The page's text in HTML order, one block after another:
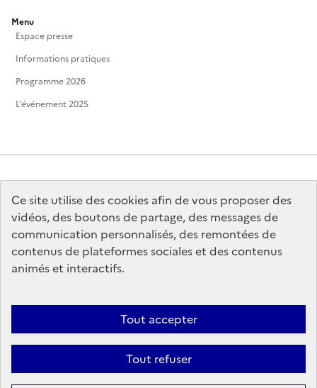
Ce site utilise des cookies afin de vous proposer des
vidéos, des boutons de partage, des messages de
communication personnalisés, des remontées de
contenus de plateformes sociales et des contenus
animés et interactifs.
Tout accepter
Tout refuser
Menu
Espace presse
Informations pratiques
Programme 2026
L'événement 2025
MINISTÈRE
DE LA CULTURE
data.gouv.fr